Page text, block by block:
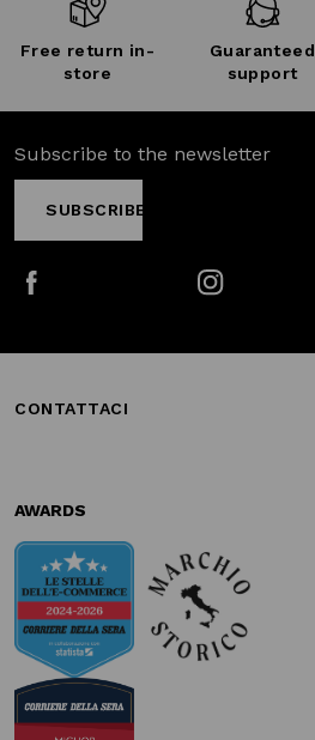
Free return in-
store
Guaranteed
support
Subscribe to the newsletter
SUBSCRIBE
CONTATTACI
AWARDS